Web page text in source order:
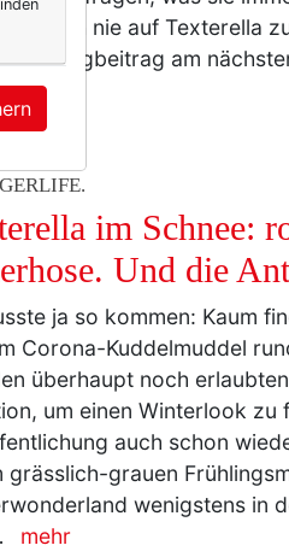
noch nie auf Texterella
der Blogbeitrag am
im Schnee:
Und die
ja so kommen: Kaum
Corona-Kuddelmuddel
überhaupt noch
um einen Winterlook
auch schon
grässlich-grauen
wenigstens in
mehr